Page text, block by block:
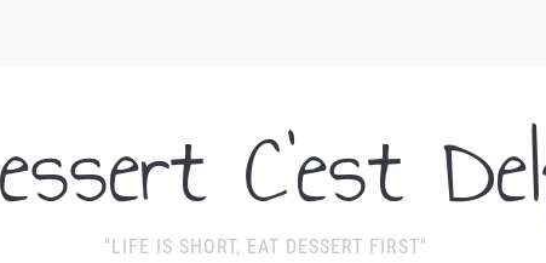
C'est
"LIFE IS SHORT, EAT DESSERT FIRST"